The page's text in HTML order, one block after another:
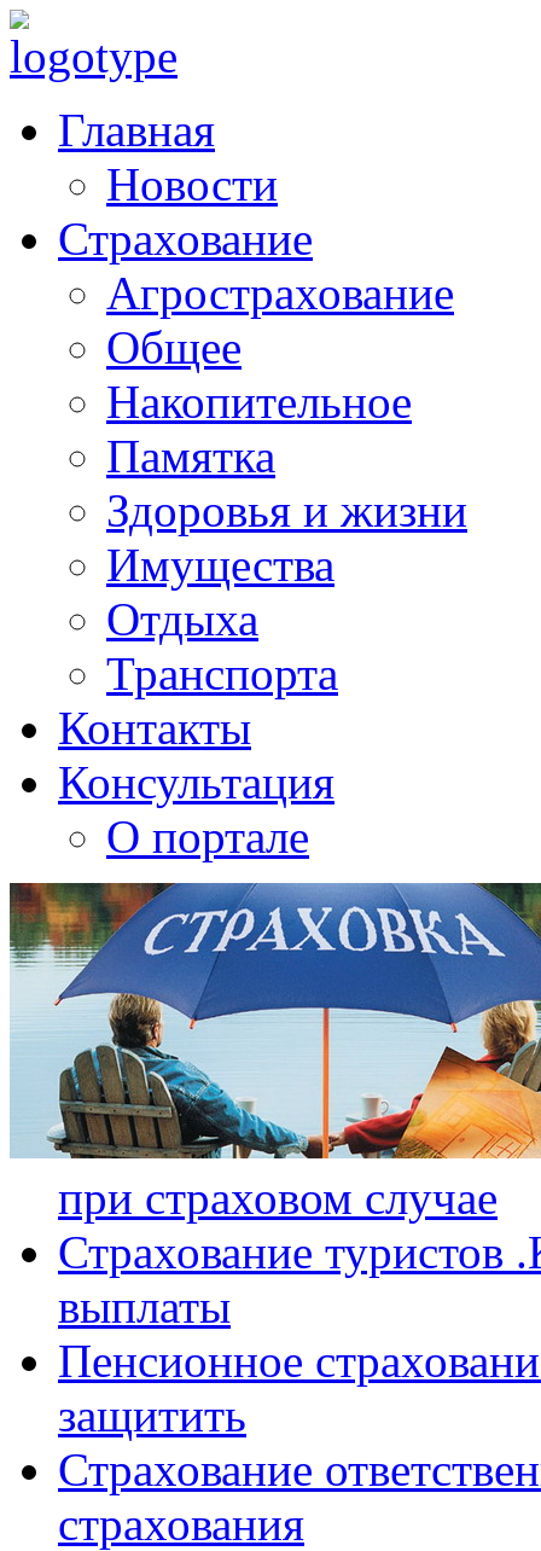
Главная
Новости
Страхование
Агрострахование
Общее
Накопительное
Памятка
Здоровья и жизни
Имущества
Отдыха
Транспорта
Контакты
Консультация
О портале
при страховом случае
Страхование туристов
выплаты
Пенсионное
защитить
Страхование
страхования